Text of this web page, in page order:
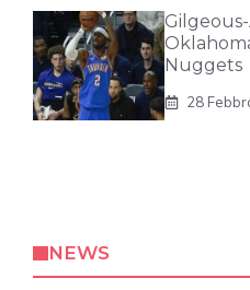
Nuggets
28
NEWS